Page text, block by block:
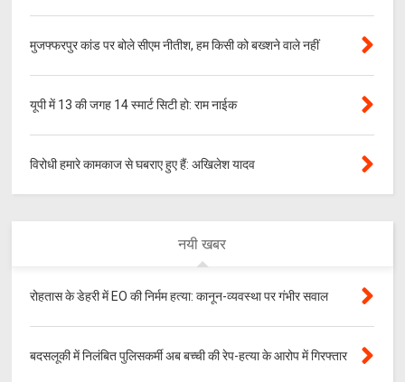
मुजफ्फरपुर कांड पर बोले सीएम नीतीश, हम किसी को बख्शने वाले नहीं
यूपी में 13 की जगह 14 स्मार्ट सिटी हो: राम नाईक
विरोधी हमारे कामकाज से घबराए हुए हैं: अखिलेश यादव
नयी खबर
रोहतास के डेहरी में EO की निर्मम हत्या: कानून-व्यवस्था पर गंभीर सवाल
बदसलूकी में निलंबित पुलिसकर्मी अब बच्ची की रेप-हत्या के आरोप में गिरफ्तार